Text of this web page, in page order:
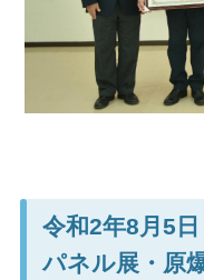
令和2年8月5
パネル展・原